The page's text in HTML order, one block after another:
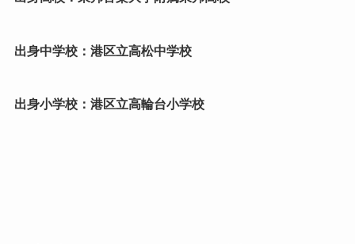
出身中学校：港区立高松中学校
出身小学校：港区立高輪台小学校